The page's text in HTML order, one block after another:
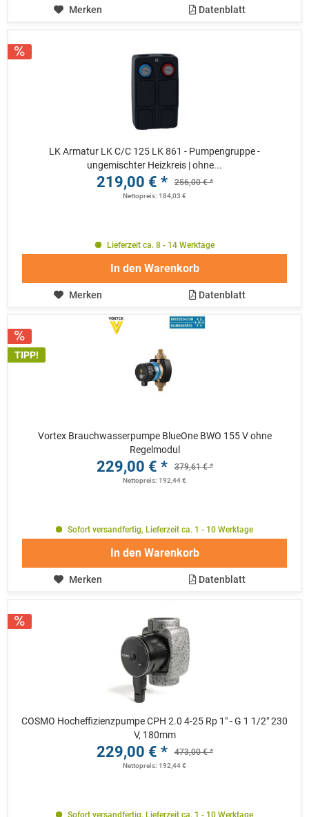
Merken Datenblatt
LK Armatur LK C/C 125 LK 861 - Pumpengruppe -
ungemischter Heizkreis | ohne...
219,00 € * 256,00 € *
Nettopreis: 184,03 €
Lieferzeit ca. 8 - 14 Werktage
In den Warenkorb
Merken Datenblatt
TIPP!
Vortex Brauchwasserpumpe BlueOne BWO 155 V ohne
Regelmodul
229,00 € * 379,61 € *
Nettopreis: 192,44 €
Sofort versandfertig, Lieferzeit ca. 1 - 10 Werktage
In den Warenkorb
Merken Datenblatt
COSMO Hocheffizienzpumpe CPH 2.0 4-25 Rp 1" - G 1 1/2" 230
V, 180mm
229,00 € * 473,00 € *
Nettopreis: 192,44 €